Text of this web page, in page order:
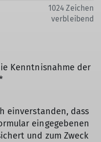
1024 Zeichen
verbleibend
Kenntnisnahme der
einverstanden, dass
eingegebenen
und zum Zweck